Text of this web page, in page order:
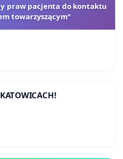
praw pacjenta do kontaktu
towarzyszącym"